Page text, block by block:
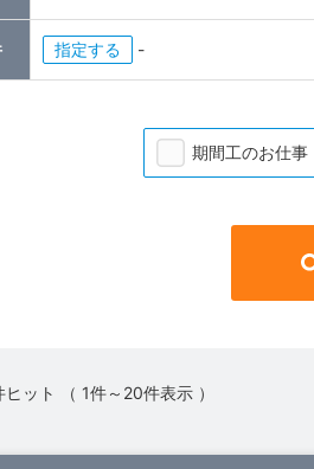
指定 -
期間工のお仕事
ヒット （ 1件～20件表示 ）